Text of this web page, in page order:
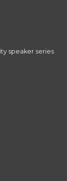
speaker series